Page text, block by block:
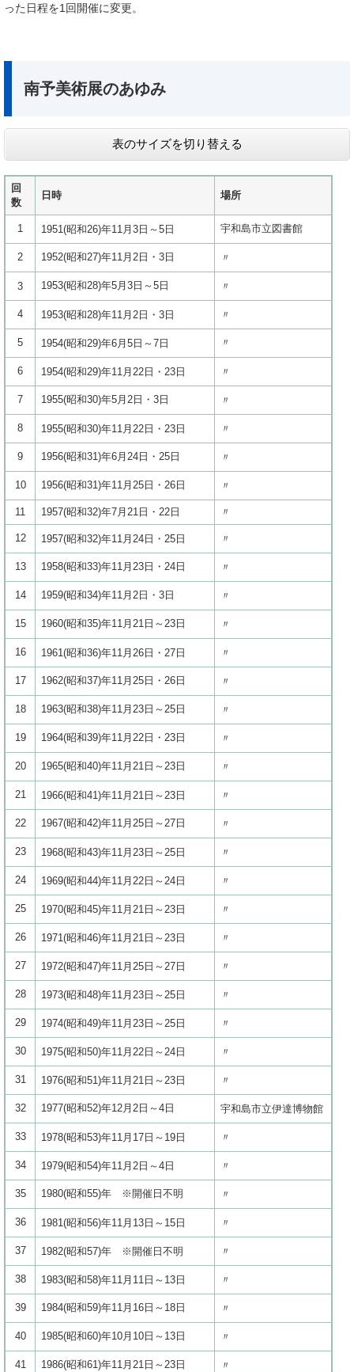
った日程を1回開催に変更。
南予美術展のあゆみ
表のサイズを切り替える
回
数
日時 場所
1 1951(昭和26)年11月3日～5日 宇和島市立図書館
2 1952(昭和27)年11月2日・3日 〃
3 1953(昭和28)年5月3日～5日 〃
4 1953(昭和28)年11月2日・3日 〃
5 1954(昭和29)年6月5日～7日 〃
6 1954(昭和29)年11月22日・23日 〃
7 1955(昭和30)年5月2日・3日 〃
8 1955(昭和30)年11月22日・23日 〃
9 1956(昭和31)年6月24日・25日 〃
10 1956(昭和31)年11月25日・26日 〃
11 1957(昭和32)年7月21日・22日 〃
12 1957(昭和32)年11月24日・25日 〃
13 1958(昭和33)年11月23日・24日 〃
14 1959(昭和34)年11月2日・3日 〃
15 1960(昭和35)年11月21日～23日 〃
16 1961(昭和36)年11月26日・27日 〃
17 1962(昭和37)年11月25日・26日 〃
18 1963(昭和38)年11月23日～25日 〃
19 1964(昭和39)年11月22日・23日 〃
20 1965(昭和40)年11月21日～23日 〃
21 1966(昭和41)年11月21日～23日 〃
22 1967(昭和42)年11月25日～27日 〃
23 1968(昭和43)年11月23日～25日 〃
24 1969(昭和44)年11月22日～24日 〃
25 1970(昭和45)年11月21日～23日 〃
26 1971(昭和46)年11月21日～23日 〃
27 1972(昭和47)年11月25日～27日 〃
28 1973(昭和48)年11月23日～25日 〃
29 1974(昭和49)年11月23日～25日 〃
30 1975(昭和50)年11月22日～24日 〃
31 1976(昭和51)年11月21日～23日 〃
32 1977(昭和52)年12月2日～4日 宇和島市立伊達博物館
33 1978(昭和53)年11月17日～19日 〃
34 1979(昭和54)年11月2日～4日 〃
35 1980(昭和55)年 ※開催日不明 〃
36 1981(昭和56)年11月13日～15日 〃
37 1982(昭和57)年 ※開催日不明 〃
38 1983(昭和58)年11月11日～13日 〃
39 1984(昭和59)年11月16日～18日 〃
40 1985(昭和60)年10月10日～13日 〃
41 1986(昭和61)年11月21日～23日 〃